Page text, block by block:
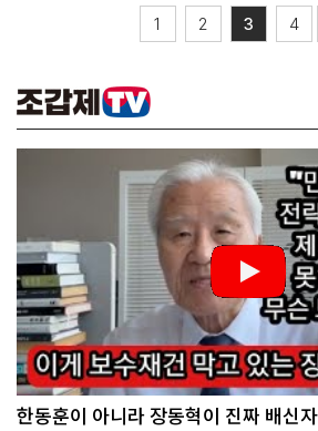
1 2 3 4
한동훈이 아니라 장동혁이 진짜 배신